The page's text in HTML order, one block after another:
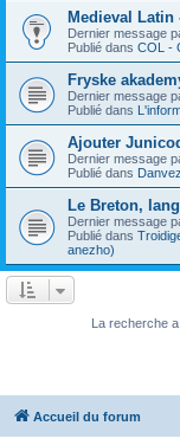
Medieval Latin
Dernier message
Publié dans COL -
Fryske
Dernier message
Publié dans
Ajouter
Dernier message
Publié dans
Le Breton,
Dernier message
Publié dans
anezho)
La recherche
Accueil du forum